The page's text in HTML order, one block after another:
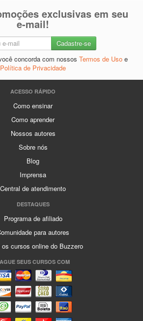
exclusivas em seu
e-mail!
concorda com nossos Termos de Uso e
Política de Privacidade
ACESSO RÁPIDO
Como ensinar
Como aprender
Nossos autores
Sobre nós
Blog
Imprensa
Central de atendimento
DESTAQUES
Programa de afiliado
para autores
os cursos online do Buzzero
SEUS CURSOS COM